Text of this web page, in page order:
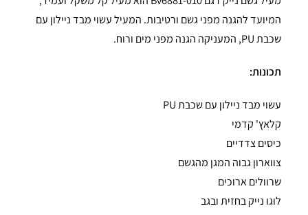
המיועד להגנה מפני גשם ורטיבות. המעיל עשוי מבד ניילון עם
שכבת PU, המעניקה הגנה מפני מים ורוח.
תכונות:
עשוי מבד ניילון עם שכבת PU
קלאץ' קדמי
כיסים צדדיים
צווארון גבוה המגן מהגשם
שרוולים ארוכים
לוגו נייק בחזית ובגב